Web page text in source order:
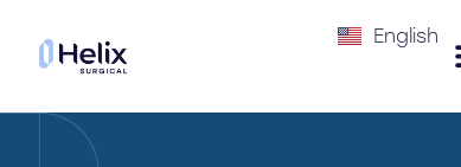
English